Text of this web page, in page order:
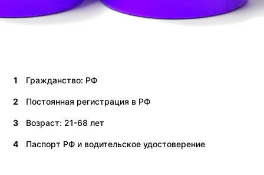
1 Гражданство: РФ
2 Постоянная регистрация в РФ
3 Возраст: 21-68 лет
4 Паспорт РФ и водительское удостоверение